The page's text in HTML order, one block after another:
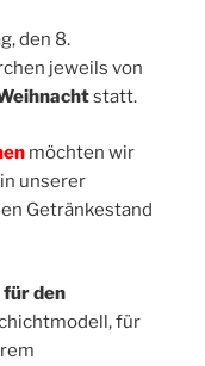
den 8.
jeweils von
statt.
möchten wir
unserer
Getränkestand
den
für